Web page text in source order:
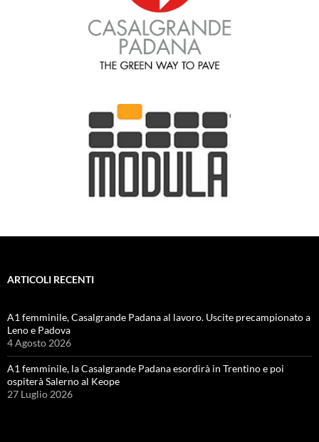
ARTICOLI RECENTI
A1 femminile, Casalgrande Padana al lavoro. Uscite precampionato a
Leno e Padova
4 Agosto 2026
A1 femminile, la Casalgrande Padana esordirà in Trentino e poi
ospiterà Salerno al Keope
27 Luglio 2026